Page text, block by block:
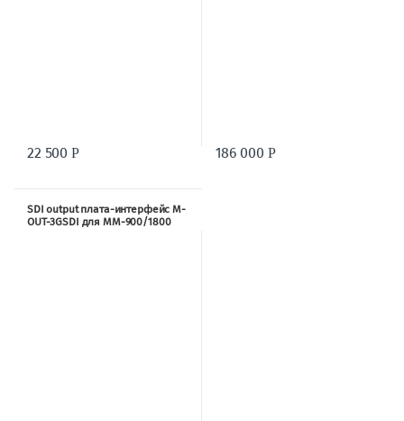
22 500Р 186 000 Р
SDI output плата-интерфейс M-
OUT-3GSDI для MM-900/1800